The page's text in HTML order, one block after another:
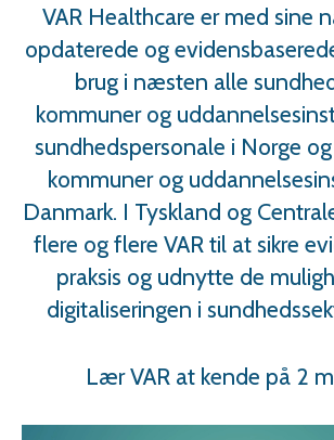
VAR Healthcare er med sine
opdaterede og
brug i næsten alle
kommuner og
sundhedspersonale i Norge
kommuner og
Danmark. I Tyskland og
flere og flere VAR til at sikre
praksis og udnytte de
digitaliseringen i
Lær VAR at kende på 2